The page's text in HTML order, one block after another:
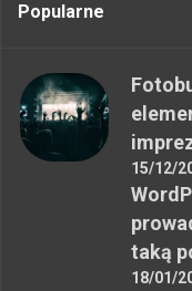
Popularne
15/12/
taką
18/01/